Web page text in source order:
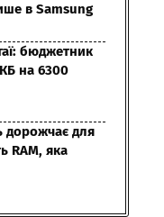
в Samsung
бюджетник
на 6300
дорожчає для
RAM, яка